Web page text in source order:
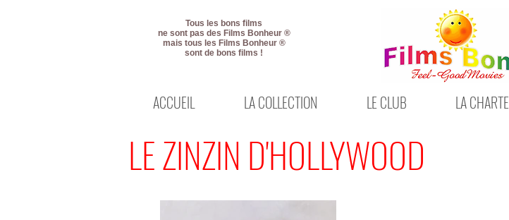
Tous les bons films
ne sont pas des Films Bonheur ®
mais tous les Films Bonheur ®
sont de bons films !
ACCUEIL LA COLLECTION LE CLUB LA CHARTE
LE ZINZIN D'HOLLYWOOD